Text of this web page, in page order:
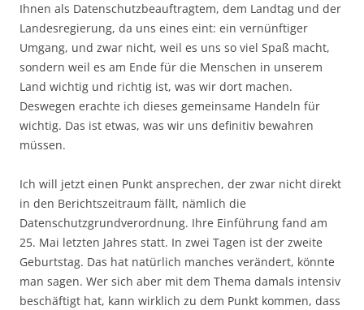
Ihnen als Datenschutzbeauftragtem, dem Landtag und der
Landesregierung, da uns eines eint: ein vernünftiger
Umgang, und zwar nicht, weil es uns so viel Spaß macht,
sondern weil es am Ende für die Menschen in unserem
Land wichtig und richtig ist, was wir dort machen.
Deswegen erachte ich dieses gemeinsame Handeln für
wichtig. Das ist etwas, was wir uns definitiv bewahren
müssen.
Ich will jetzt einen Punkt ansprechen, der zwar nicht direkt
in den Berichtszeitraum fällt, nämlich die
Datenschutzgrundverordnung. Ihre Einführung fand am
25. Mai letzten Jahres statt. In zwei Tagen ist der zweite
Geburtstag. Das hat natürlich manches verändert, könnte
man sagen. Wer sich aber mit dem Thema damals intensiv
beschäftigt hat, kann wirklich zu dem Punkt kommen, dass